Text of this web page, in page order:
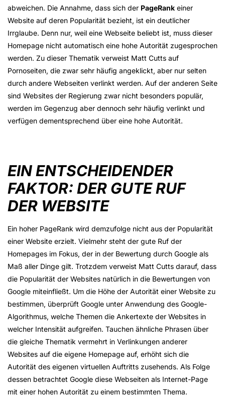
abweichen. Die Annahme, dass sich der PageRank einer
Website auf deren Popularität bezieht, ist ein deutlicher
Irrglaube. Denn nur, weil eine Webseite beliebt ist, muss dieser
Homepage nicht automatisch eine hohe Autorität zugesprochen
werden. Zu dieser Thematik verweist Matt Cutts auf
Pornoseiten, die zwar sehr häufig angeklickt, aber nur selten
durch andere Webseiten verlinkt werden. Auf der anderen Seite
sind Websites der Regierung zwar nicht besonders populär,
werden im Gegenzug aber dennoch sehr häufig verlinkt und
verfügen dementsprechend über eine hohe Autorität.
EIN ENTSCHEIDENDER
FAKTOR: DER GUTE RUF
DER WEBSITE
Ein hoher PageRank wird demzufolge nicht aus der Popularität
einer Website erzielt. Vielmehr steht der gute Ruf der
Homepages im Fokus, der in der Bewertung durch Google als
Maß aller Dinge gilt. Trotzdem verweist Matt Cutts darauf, dass
die Popularität der Websites natürlich in die Bewertungen von
Google miteinfließt. Um die Höhe der Autorität einer Website zu
bestimmen, überprüft Google unter Anwendung des Google-
Algorithmus, welche Themen die Ankertexte der Websites in
welcher Intensität aufgreifen. Tauchen ähnliche Phrasen über
die gleiche Thematik vermehrt in Verlinkungen anderer
Websites auf die eigene Homepage auf, erhöht sich die
Autorität des eigenen virtuellen Auftritts zusehends. Als Folge
dessen betrachtet Google diese Webseiten als Internet-Page
mit einer hohen Autorität zu einem bestimmten Thema.